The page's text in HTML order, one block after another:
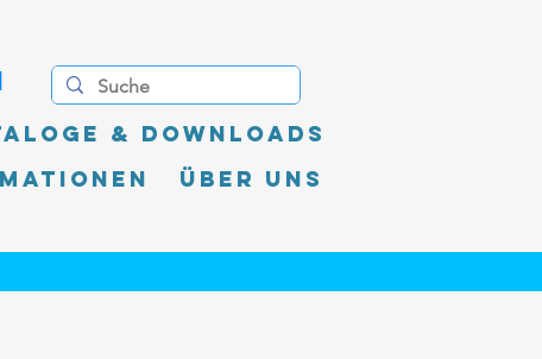
& Downloads
Über uns